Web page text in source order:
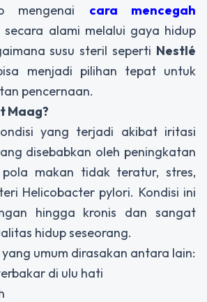
mengenai cara mencegah
secara alami melalui gaya hidup
susu steril seperti Nestlé
menjadi pilihan tepat untuk
pencernaan.
Maag?
yang terjadi akibat iritasi
disebabkan oleh peningkatan
pola makan tidak teratur, stres,
Helicobacter pylori. Kondisi ini
hingga kronis dan sangat
hidup seseorang.
umum dirasakan antara lain:
di ulu hati